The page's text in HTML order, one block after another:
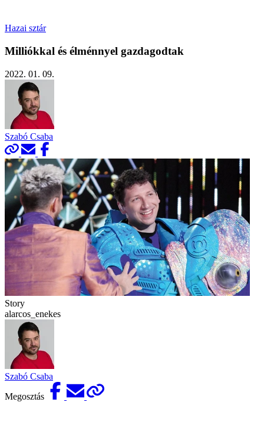
Hazai sztár
Milliókkal és élménnyel gazdagodtak
2022. 01. 09.
Szabó Csaba
Story
alarcos_enekes
Szabó Csaba
Megosztás